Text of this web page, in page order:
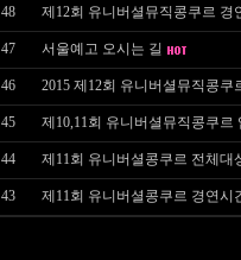
48 제12회 유니버셜뮤직콩쿠르 경
47 서울예고 오시는 길
46 2015 제12회 유니버셜뮤직콩쿠
45 제10,11회 유니버셜뮤직콩쿠르
44 제11회 유니버셜콩쿠르 전체대
43 제11회 유니버셜콩쿠르 경연시